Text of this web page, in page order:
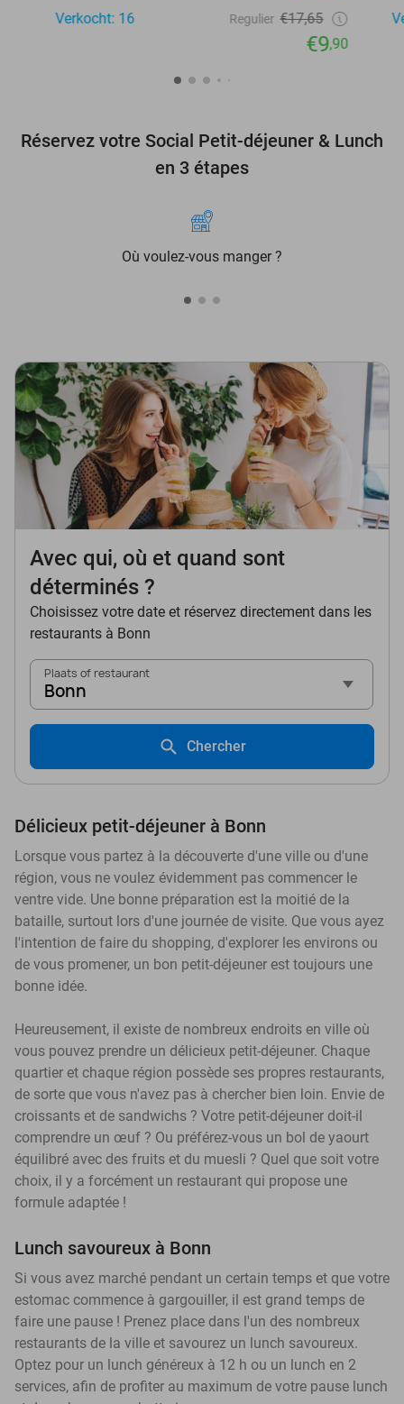
Verkocht: 16
Regulier €17,65
€9,90
Réservez votre Social Petit-déjeuner & Lunch
en 3 étapes
Où voulez-vous manger ?
Avec qui, où et quand sont
déterminés ?
Choisissez votre date et réservez directement dans les
restaurants à Bonn
Plaats of restaurant
Bonn
Chercher
Délicieux petit-déjeuner à Bonn
Lorsque vous partez à la découverte d'une ville ou d'une
région, vous ne voulez évidemment pas commencer le
ventre vide. Une bonne préparation est la moitié de la
bataille, surtout lors d'une journée de visite. Que vous ayez
l'intention de faire du shopping, d'explorer les environs ou
de vous promener, un bon petit-déjeuner est toujours une
bonne idée.
Heureusement, il existe de nombreux endroits en ville où
vous pouvez prendre un délicieux petit-déjeuner. Chaque
quartier et chaque région possède ses propres restaurants,
de sorte que vous n'avez pas à chercher bien loin. Envie de
croissants et de sandwichs ? Votre petit-déjeuner doit-il
comprendre un œuf ? Ou préférez-vous un bol de yaourt
équilibré avec des fruits et du muesli ? Quel que soit votre
choix, il y a forcément un restaurant qui propose une
formule adaptée !
Lunch savoureux à Bonn
Si vous avez marché pendant un certain temps et que votre
estomac commence à gargouiller, il est grand temps de
faire une pause ! Prenez place dans l'un des nombreux
restaurants de la ville et savourez un lunch savoureux.
Optez pour un lunch généreux à 12 h ou un lunch en 2
services, afin de profiter au maximum de votre pause lunch